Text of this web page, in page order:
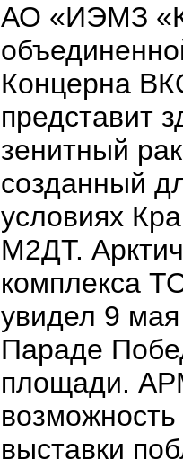
АО «ИЭМЗ
Концерна
представит
зенитный
созданный
условиях
М2ДТ.
комплекса
увидел 9
Параде
площади.
выставки